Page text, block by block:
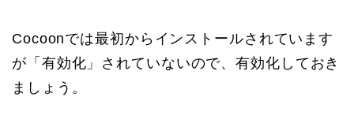
Cocoonでは最初からインストールされています
が「有効化」されていないので、有効化しておき
ましょう。